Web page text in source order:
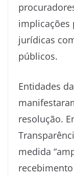
implicações
jurídicas
públicos.
Entidades
resolução.
medida